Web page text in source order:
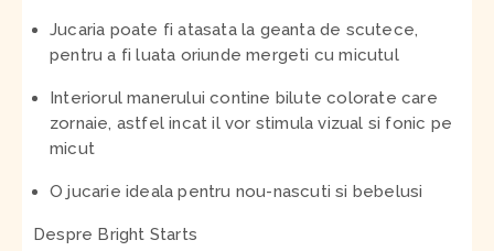
Jucaria poate fi atasata la geanta de scutece,
pentru a fi luata oriunde mergeti cu micutul
Interiorul manerului contine bilute colorate care
zornaie, astfel incat il vor stimula vizual si fonic pe
micut
O jucarie ideala pentru nou-nascuti si bebelusi
Despre Bright Starts